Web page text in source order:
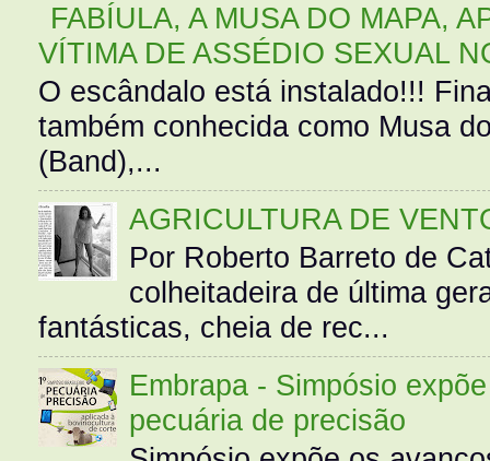
FABÍULA, A MUSA DO MAPA,
VÍTIMA DE ASSÉDIO SEXUAL
O escândalo está instalado!!!
também conhecida como Musa
(Band),...
AGRICULTURA DE
Por Roberto Barreto de
colheitadeira de última
fantásticas, cheia de rec...
Embrapa - Simpósio
pecuária de precisão